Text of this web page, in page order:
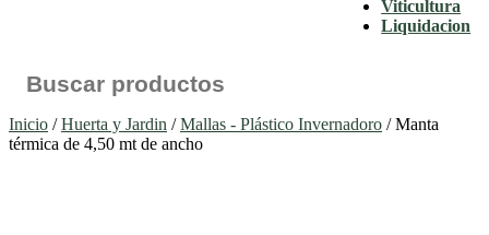
Viticultura
Liquidacion
Inicio /Huerta y Jardin /Mallas - Plástico Invernadoro / Manta
térmica de 4,50 mt de ancho